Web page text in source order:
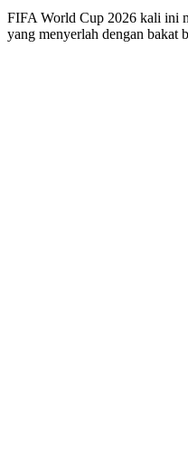
FIFA World Cup 2026 kali ini
yang menyerlah dengan bakat